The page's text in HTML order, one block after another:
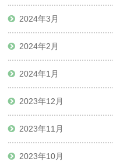
2024年3月
2024年2月
2024年1月
2023年12月
2023年11月
2023年10月